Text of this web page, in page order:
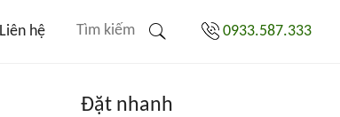
Liên hệ 0933.587.333
Đặt nhanh